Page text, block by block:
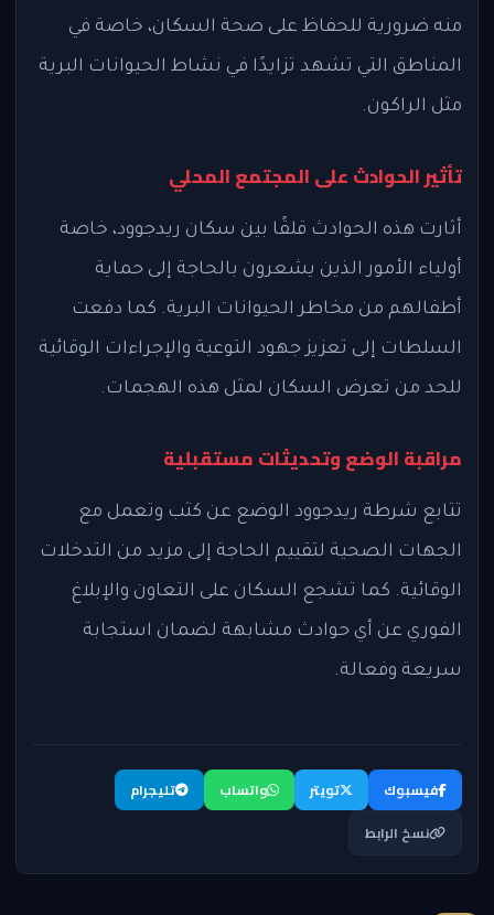
منه ضرورية للحفاظ على صحة السكان، خاصة في
المناطق التي تشهد تزايدًا في نشاط الحيوانات البرية
مثل الراكون.
تأثير الحوادث على المجتمع المحلي
أثارت هذه الحوادث قلقًا بين سكان ريدجوود، خاصة
أولياء الأمور الذين يشعرون بالحاجة إلى حماية
أطفالهم من مخاطر الحيوانات البرية. كما دفعت
السلطات إلى تعزيز جهود التوعية والإجراءات الوقائية
للحد من تعرض السكان لمثل هذه الهجمات.
مراقبة الوضع وتحديثات مستقبلية
تتابع شرطة ريدجوود الوضع عن كثب وتعمل مع
الجهات الصحية لتقييم الحاجة إلى مزيد من التدخلات
الوقائية. كما تشجع السكان على التعاون والإبلاغ
الفوري عن أي حوادث مشابهة لضمان استجابة
سريعة وفعالة.
فيسبوك تويتر واتساب
تليجرام
نسخ الرابط